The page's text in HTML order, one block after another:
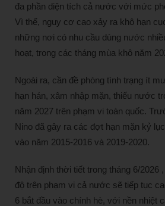
đa phần diện tích cả nước với mức
Vì thế, nguy cơ cao xảy ra khô hạn
những nơi có nhu cầu dùng nước
hoạt, trong các tháng mùa khô năm
Ngoài ra, cần đề phòng tình trạng ít
hạn hán, xâm nhập mặn, thiếu nước
năm 2027 trên phạm vi toàn quốc.
Nino đã gây ra các đợt hạn mặn kỷ
vào năm 2015-2016 và 2019-2020.
Nhận định thời tiết trong tháng 6/2026
độ trên phạm vi cả nước sẽ tiếp tục
6 bắt đầu vào chính hè, với nền nhiệt